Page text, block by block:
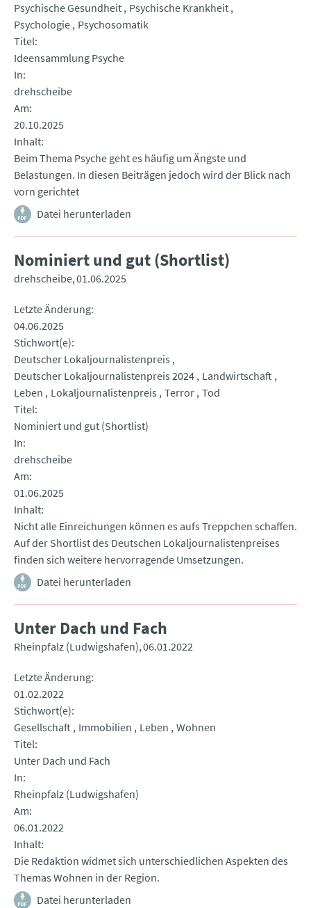
Psychische Gesundheit Psychische Krankheit
Psychologie Psychosomatik
Titel
Ideensammlung Psyche
In
drehscheibe
Am
20.10.2025
Inhalt
Beim Thema Psyche geht es häufig um Ängste und
Belastungen. In diesen Beiträgen jedoch wird der Blick nach
vorn gerichtet
Datei herunterladen
Nominiert und gut (Shortlist)
drehscheibe 01.06.2025
Letzte Änderung
04.06.2025
Stichwort(e)
Deutscher Lokaljournalistenpreis
Deutscher Lokaljournalistenpreis 2024 Landwirtschaft
Leben
Lokaljournalistenpreis Terror Tod
Titel
Nominiert und gut (Shortlist)
In
drehscheibe
Am
01.06.2025
Inhalt
Nicht alle Einreichungen können es aufs Treppchen schaffen.
Auf der Shortlist des Deutschen Lokaljournalistenpreises
finden sich weitere hervorragende Umsetzungen.
Datei herunterladen
Unter Dach und Fach
Rheinpfalz (Ludwigshafen) 06.01.2022
Letzte Änderung
01.02.2022
Stichwort(e)
Gesellschaft Immobilien Leben Wohnen
Titel
Unter Dach und Fach
In
Rheinpfalz (Ludwigshafen)
Am
06.01.2022
Inhalt
Die Redaktion widmet sich unterschiedlichen Aspekten des
Themas Wohnen in der Region.
Datei herunterladen